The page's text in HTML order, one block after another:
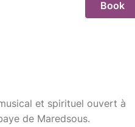
et spirituel ouvert à
de Maredsous.